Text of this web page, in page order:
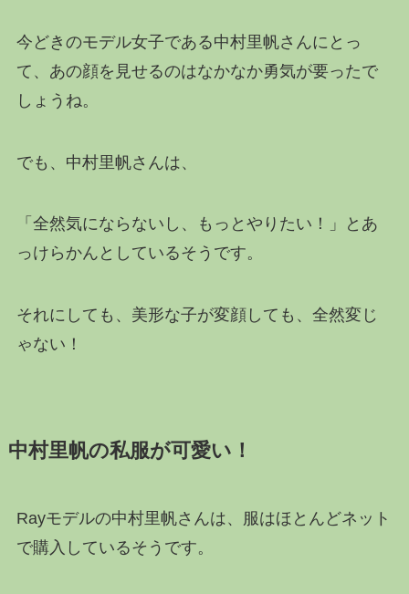
今どきのモデル女子である中村里帆さんにとっ
て、あの顔を見せるのはなかなか勇気が要ったで
しょうね。
でも、中村里帆さんは、
「全然気にならないし、もっとやりたい！」とあ
っけらかんとしているそうです。
それにしても、美形な子が変顔しても、全然変じ
ゃない！
中村里帆の私服が可愛い！
Rayモデルの中村里帆さんは、服はほとんどネット
で購入しているそうです。